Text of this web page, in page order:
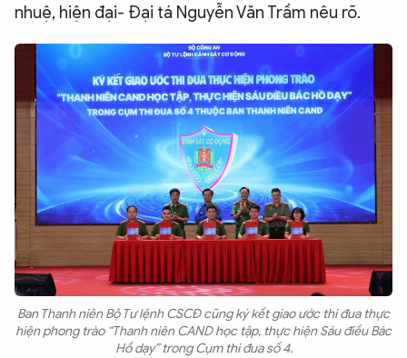
nhuệ, hiện đại- Đại tá Nguyễn Văn Trầm nêu rõ.​
Ban Thanh niên Bộ Tư lệnh CSCĐ cũng ký kết giao ước thi đua thực
hiện phong trào “Thanh niên CAND học tập, thực hiện Sáu điều Bác
Hồ dạy” trong Cụm thi đua số 4.